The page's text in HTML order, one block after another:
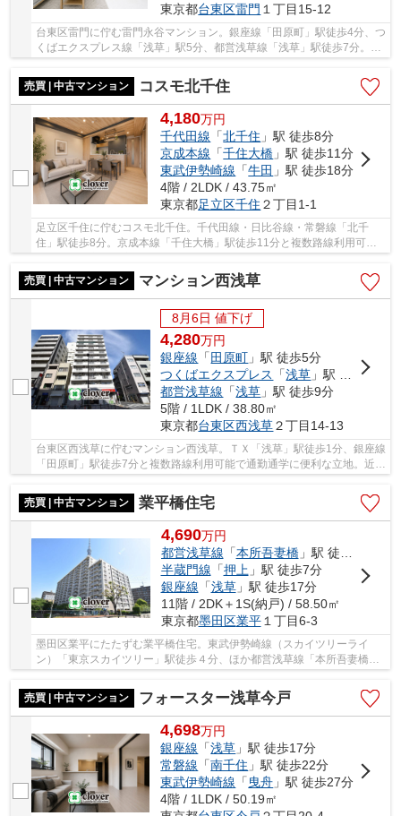
東京都台東区雷門 １丁目15-12
台東区雷門に佇む雷門永谷マンション。銀座線「田原町」駅徒歩4分、つ
くばエクスプレス線「浅草」駅5分、都営浅草線「浅草」駅徒歩7分。雷
門通り近くの立地で近隣にはスーパーマーケッ...
売買 | 中古マンション
コスモ北千住
4,180万円
千代田線 「北千住 」駅 徒歩8分
京成本線 「千住大橋 」駅 徒歩11分
東武伊勢崎線 「牛田 」駅 徒歩18分
4階 / 2LDK / 43.75㎡
東京都足立区千住 ２丁目1-1
足立区千住に佇むコスモ北千住。千代田線・日比谷線・常磐線「北千
住」駅徒歩8分。京成本線「千住大橋」駅徒歩11分と複数路線利用可能
で利便性に富んだ立地です。周辺には買い物施設等...
売買 | 中古マンション
マンション西浅草
8月6日 値下げ
4,280万円
銀座線 「 田原町 」駅 徒歩5分
つくばエクスプレス
「浅草 」駅 徒歩1分
都営浅草線 「浅草 」駅 徒歩9分
5階 / 1LDK / 38.80㎡
東京都台東区西浅草２丁目14-13
台東区西浅草に佇むマンション西浅草。ＴＸ「浅草」駅徒歩1分、銀座線
「田原町」駅徒歩7分と複数路線利用可能で通勤通学に便利な立地。近隣
売買 | 中古マンション
業平橋住宅
4,690万円
都営浅草線 「本所吾妻橋」駅 徒歩7分
半蔵門線 「押上」駅 徒歩7分
銀座線 「浅草」駅 徒歩17分
11階 / 2DK＋1S(納戸) / 58.50㎡
東京都墨田区業平１丁目6-3
墨田区業平にたたずむ業平橋住宅。東武伊勢崎線（スカイツリーライ
ン）「東京スカイツリー」駅徒歩４分、ほか都営浅草線「本所吾妻橋」
売買 | 中古マンション
フォースター浅草今戸
4,698万円
銀座線 「浅草 」駅 徒歩17分
常磐線 「南千住 」駅 徒歩22分
東武伊勢崎線 「 曳舟 」駅 徒歩27分
4階 / 1LDK / 50.19㎡